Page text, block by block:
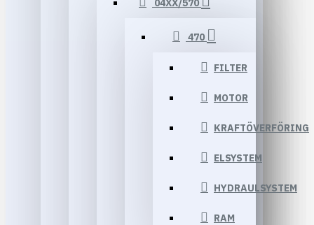
04XX/570
470
FILTER
MOTOR
KRAFTÖVERFÖRING
ELSYSTEM
HYDRAULSYSTEM
RAM